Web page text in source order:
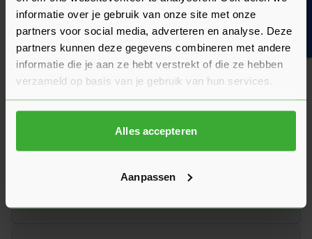
informatie over je gebruik van onze site met onze
partners voor social media, adverteren en analyse. Deze
partners kunnen deze gegevens combineren met andere
informatie die je aan ze hebt verstrekt of die ze hebben
verzameld op basis van je gebruik van hun services.
Alles accepteren
Aanpassen
Stel je vraag
Zijn deze deuren ook geschikt als
schuifdeur?